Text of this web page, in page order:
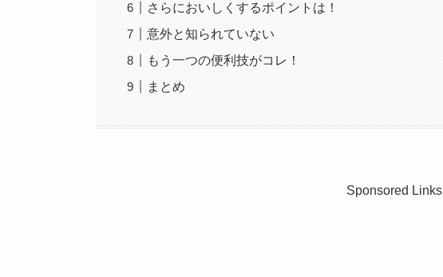
さらにおいしくするポイントは！
意外と知られていない
もう一つの便利技がコレ！
まとめ
Sponsored Links